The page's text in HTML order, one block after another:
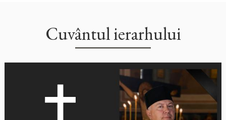
Cuvântul ierarhului